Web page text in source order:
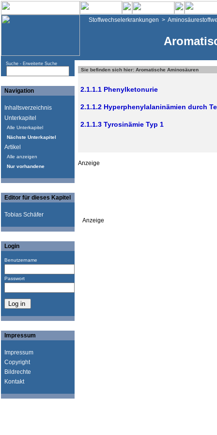
Stoffwechselerkrankungen >
Suche - Erweiterte Suche
Navigation
Inhaltsverzeichnis
Unterkapitel
Alle Unterkapitel
Nächste Unterkapitel
Artikel
Alle anzeigen
Nur vorhandene
Editor für dieses Kapitel
Tobias Schäfer
Login
Benutzername
Passwort
Impressum
Impressum
Copyright
Bildrechte
Kontakt
Sie befinden sich hier: Aromatische Aminosäuren
2.1.1.1 Phenylketonurie
2.1.1.2 Hyperphenylalaninämien durch
2.1.1.3 Tyrosinämie Typ 1
Anzeige
Anzeige